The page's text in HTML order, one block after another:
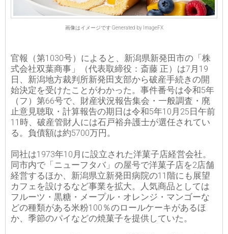
画像はイメージです Generated by ImageFX
官報（第1030号）によると、新潟県新発田市の「株
式会社双葉商事」（代表取締役：斎藤 正）は7月19
日、新潟地方裁判所新発田支部から破産手続きの開
始決定を受けたことがわかった。事件番号は令和5年
（フ）第66号で、財産状況報告集会・一般調査・廃
止意見聴取・計算報告の期日は令和5年10月25日午前
11時、破産管財人には石戸裕弁護士が選任されてい
る。負債額は約5700万円。
同社は1973年10月に設立された洋菓子店経営会社。
同市内で「ニューフタバ」の屋号で洋菓子店を2店舗
経営するほか、新潟県立新発田病院の11階にも展望
カフェを設けるなど事業を拡大。人気商品としては
フルーツ・黒糖・メープル・オレンジ・マンゴーな
どの種類がある米粉100％のロールケーキがあるほ
か、季節のパイなどの焼菓子を提供していた。